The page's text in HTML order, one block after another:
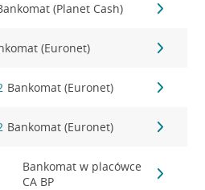
(Planet Cash)
(Euronet)
Bankomat (Euronet)
Bankomat (Euronet)
Bankomat w placówce
CA BP